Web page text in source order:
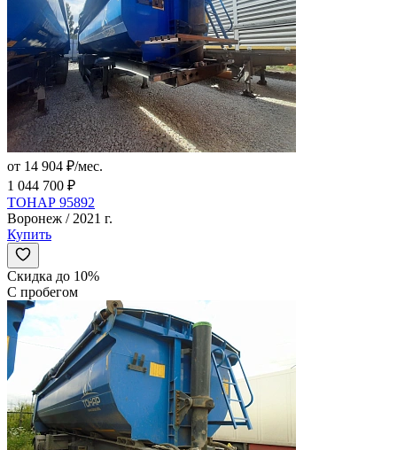
от 14 904 ₽/мес.
1 044 700 ₽
ТОНАР 95892
Воронеж / 2021 г.
Купить
Скидка до 10%
С пробегом